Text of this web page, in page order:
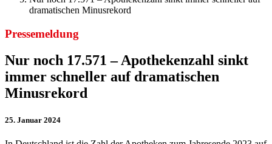
dramatischen Minusrekord
Pressemeldung
Nur noch 17.571 – Apothekenzahl sinkt
immer schneller auf dramatischen
Minusrekord
25. Januar 2024